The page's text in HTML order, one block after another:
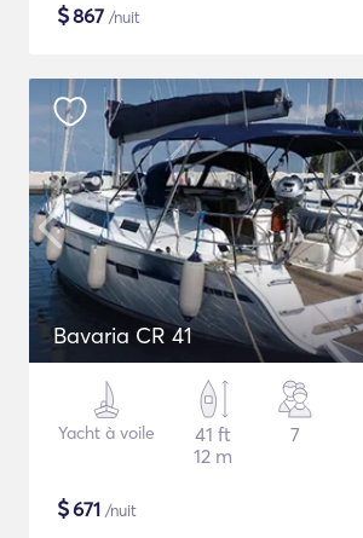
$867 /nuit
Bavaria CR 41
Yacht à voile
41 ft
12 m
7
$671 /nuit